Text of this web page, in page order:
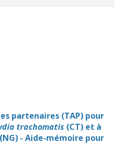
partenaires (TAP) pour
trachomatis (CT) et à
(NG) - Aide-mémoire pour